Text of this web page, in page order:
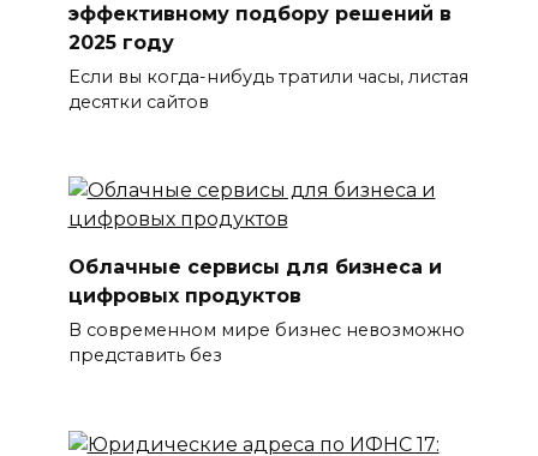
эффективному подбору решений в
2025 году
Если вы когда-нибудь тратили часы, листая
десятки сайтов
Облачные сервисы для бизнеса и
цифровых продуктов
В современном мире бизнес невозможно
представить без